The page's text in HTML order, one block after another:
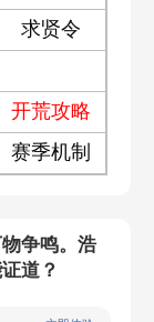
求贤令
开荒攻略
赛季机制
争鸣。浩
道？